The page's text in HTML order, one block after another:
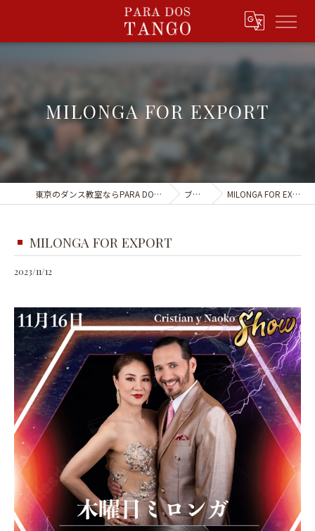
MILONGA FOR EXPORT
東京のダンス教室ならPARA DOS TANGO ブログ MILONGA FOR EXPORT
MILONGA FOR EXPORT
2023/11/12